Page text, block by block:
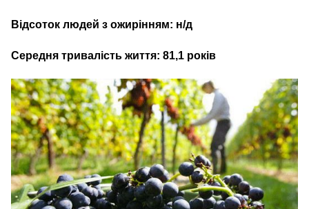
Відсоток людей з ожирінням: н/​д
Середня тривалість життя: 81,1 років